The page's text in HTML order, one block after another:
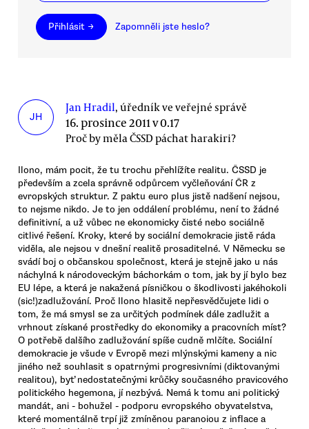
Přihlásit → Zapomněli jste heslo?
JH
Jan Hradil, úředník ve veřejné správě
16. prosince 2011 v 0.17
Proč by měla ČSSD páchat harakiri?
Ilono, mám pocit, že tu trochu přehlížíte realitu. ČSSD je
především a zcela správně odpůrcem vyčleňování ČR z
evropských struktur. Z paktu euro plus jistě nadšení nejsou,
to nejsme nikdo. Je to jen oddálení problému, není to žádné
definitivní, a už vůbec ne ekonomicky čisté nebo sociálně
citlivé řešení. Kroky, které by sociální demokracie jistě ráda
viděla, ale nejsou v dnešní realitě prosaditelné. V Německu se
svádí boj o občanskou společnost, která je stejně jako u nás
náchylná k národoveckým báchorkám o tom, jak by jí bylo bez
EU lépe, a která je nakažená písničkou o škodlivosti jakéhokoli
(sic!)zadlužování. Proč Ilono hlasitě nepřesvědčujete lidi o
tom, že má smysl se za určitých podmínek dále zadlužit a
vrhnout získané prostředky do ekonomiky a pracovních míst?
O potřebě dalšího zadlužování spíše cudně mlčíte. Sociální
demokracie je všude v Evropě mezi mlýnskými kameny a nic
jiného než souhlasit s opatrnými progresivními (diktovanými
realitou), byť nedostatečnými krůčky současného pravicového
politického hegemona, jí nezbývá. Nemá k tomu ani politický
mandát, ani - bohužel - podporu evropského obyvatelstva,
které momentálně trpí již zmíněnou paranoiou z inflace a